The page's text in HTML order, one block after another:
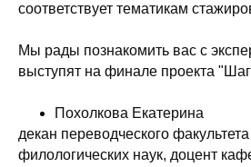
соответствует тематикам
Мы рады познакомить вас с
выступят на финале проекта
Похолкова Екатерина
декан переводческого
филологических наук, доцент